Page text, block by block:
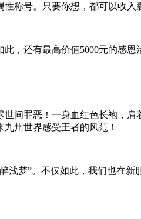
称号。只要你想，都可以收入
，还有最高价值5000元的感
间罪恶！一身血红色长袍，
州世界感受王者的风范！
浅梦”。不仅如此，我们也在